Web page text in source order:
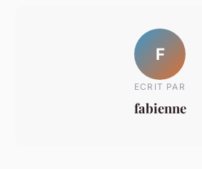
F
ECRIT PAR
fabienne